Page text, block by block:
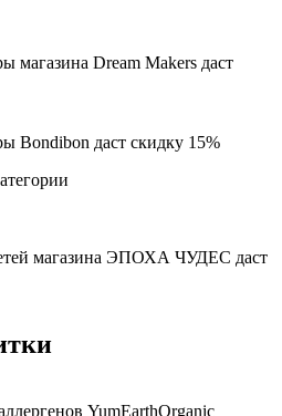
магазина Dream Makers даст
Bondibon даст скидку 15%
магазина ЭПОХА ЧУДЕС даст
YumEarthOrganic